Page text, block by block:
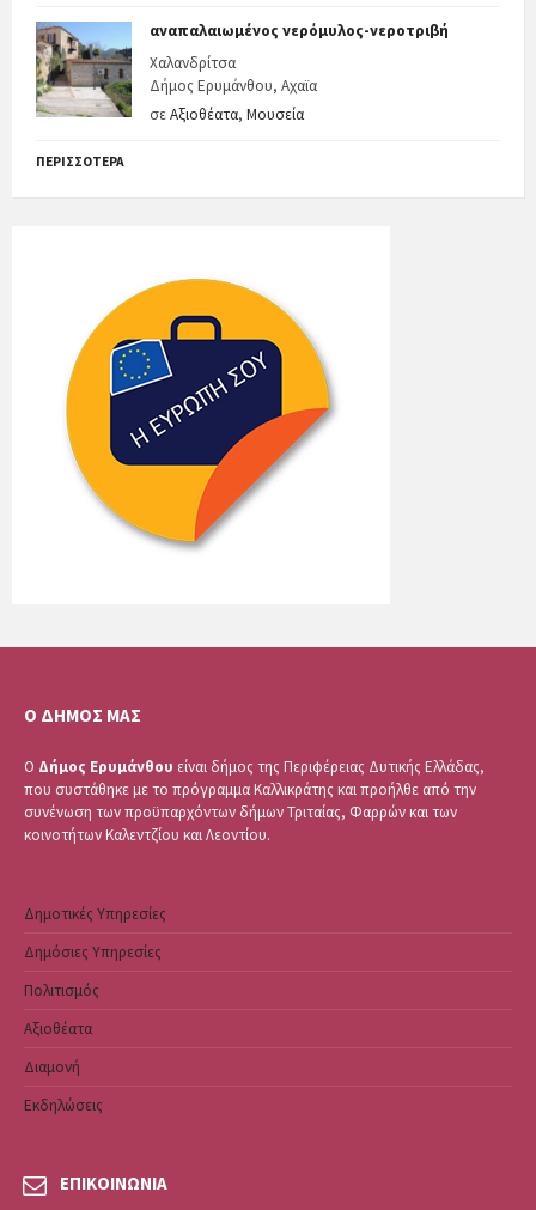
αναπαλαιωμένος νερόμυλος-νεροτριβή
Χαλανδρίτσα
Δήμος Ερυμάνθου, Αχαϊα
σεΑξιοθέατα, Μουσεία
ΠΕΡΙΣΣΌΤΕΡΑ
Ο ΔΗΜΟΣ ΜΑΣ
Ο Δήμος Ερυμάνθου είναι δήμος της Περιφέρειας Δυτικής Ελλάδας,
που συστάθηκε με το πρόγραμμα Καλλικράτης και προήλθε από την
συνένωση των προϋπαρχόντων δήμων Τριταίας, Φαρρών και των
κοινοτήτων Καλεντζίου και Λεοντίου.
Δημοτικές Υπηρεσίες
Δημόσιες Υπηρεσίες
Πολιτισμός
Αξιοθέατα
Διαμονή
Εκδηλώσεις
ΕΠΙΚΟΙΝΩΝΙΑ